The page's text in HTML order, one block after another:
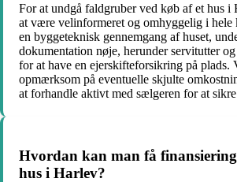
For at undgå faldgruber ved køb af et hus i
at være velinformeret og omhyggelig i hele
en byggeteknisk gennemgang af huset,
dokumentation nøje, herunder servitutter
for at have en ejerskifteforsikring på plads.
opmærksom på eventuelle skjulte
at forhandle aktivt med sælgeren for at
Hvordan kan man få
hus i Harlev?